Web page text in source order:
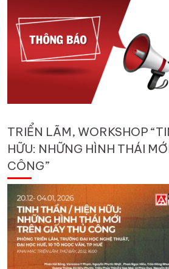
TRIỂN LÃM, WORKSHOP
HỮU: NHỮNG HÌNH THÁI
CÔNG”